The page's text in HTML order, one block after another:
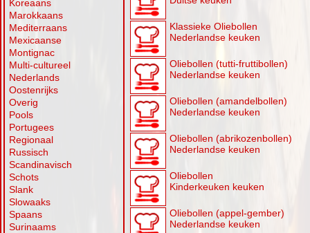
Koreaans
Marokkaans
Mediterraans
Mexicaanse
Montignac
Multi-cultureel
Nederlands
Oostenrijks
Overig
Pools
Portugees
Regionaal
Russisch
Scandinavisch
Schots
Slank
Slowaaks
Spaans
Surinaams
Klassieke Oliebollen
Nederlandse keuken
Oliebollen (tutti-fruttibollen)
Nederlandse keuken
Oliebollen (amandelbollen)
Nederlandse keuken
Oliebollen (abrikozenbollen)
Nederlandse keuken
Oliebollen
Kinderkeuken keuken
Oliebollen (appel-gember)
Nederlandse keuken